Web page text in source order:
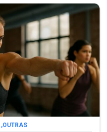
,OUTRAS